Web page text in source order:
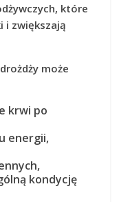
które
i zwiększają
może
krwi po
energii,
kondycję